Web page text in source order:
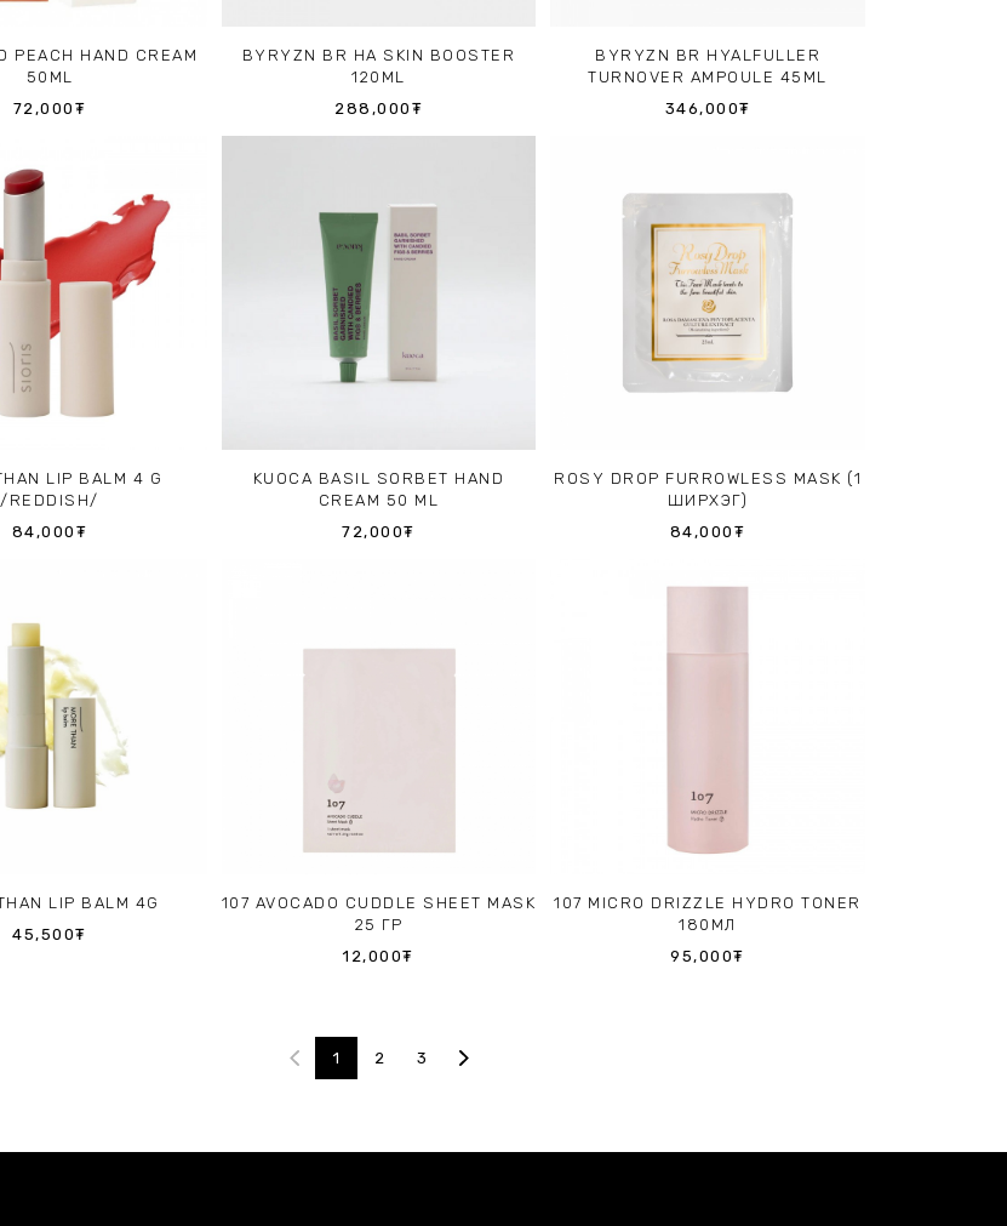
PEACH HAND CREAM
50ML
72,000₮
BYRYZN BR HA SKIN BOOSTER
120ML
288,000₮
BYRYZN BR HYALFULLER
TURNOVER AMPOULE 45ML
346,000₮
LIP BALM 4 G
/REDDISH/
84,000₮
KUOCA BASIL SORBET HAND
CREAM 50 ML
72,000₮
ROSY DROP FURROWLESS MASK (1
ШИРХЭГ)
84,000₮
LIP BALM 4G
45,500₮
107 AVOCADO CUDDLE SHEET MASK
25 ГР
12,000₮
107 MICRO DRIZZLE HYDRO TONER
180МЛ
95,000₮
1 2 3